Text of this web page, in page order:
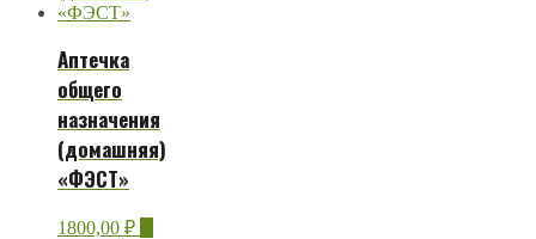
Аптечка
общего
назначения
(домашняя)
«ФЭСТ»
1800,00 ₽